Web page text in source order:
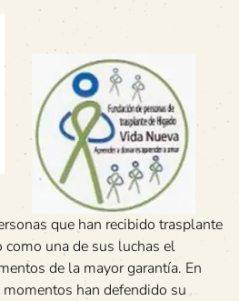
que han recibido trasplante
una de sus luchas el
de la mayor garantía. En
han defendido su